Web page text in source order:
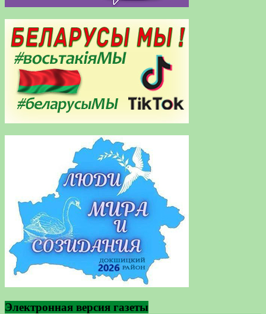
Электронная версия газеты